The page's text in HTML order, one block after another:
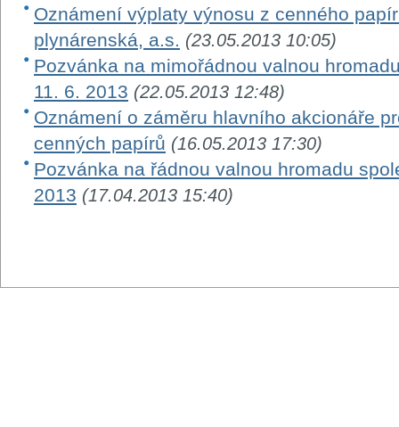
Oznámení výplaty výnosu z cenného
plynárenská, a.s. (23.05.2013 10:05)
Pozvánka na mimořádnou valnou
11. 6. 2013 (22.05.2013 12:48)
Oznámení o záměru hlavního akcionáře
cenných papírů (16.05.2013 17:30)
Pozvánka na řádnou valnou hromadu
2013 (17.04.2013 15:40)